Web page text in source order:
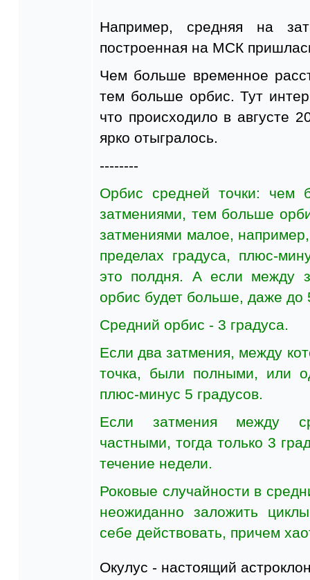
Например, средняя на
построенная на МСК
Чем больше временное
тем больше орбис. Тут
что происходило в августе
ярко отыгралось.
--------
Орбис средней точки: чем
затмениями, тем больше
затмениями малое,
пределах градуса, плюс-
это полдня. А если между
орбис будет больше, даже до
Средний орбис - 3 градуса.
Если два затмения, между
точка, были полными, или
плюс-минус 5 градусов.
Если затмения между
частными, тогда только 3
течение недели.
Роковые случайности в
неожиданно заложить
себе действовать, причем
Окулус - настоящий